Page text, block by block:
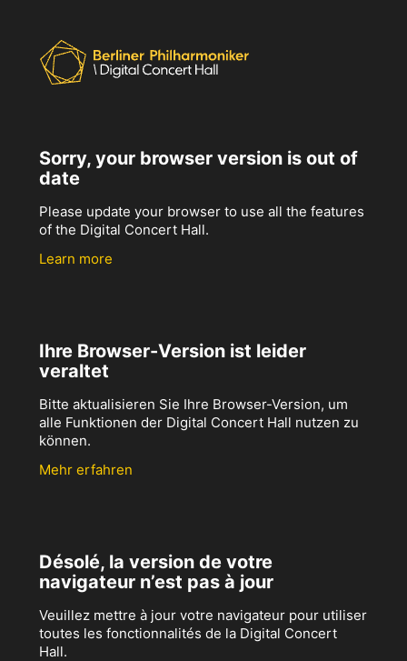
Sorry, your browser version is out of
date
Please update your browser to use all the features
of the Digital Concert Hall.
Learn more
Ihre Browser-Version ist leider
veraltet
Bitte aktualisieren Sie Ihre Browser-Version, um
alle Funktionen der Digital Concert Hall nutzen zu
können.
Mehr erfahren
Désolé, la version de votre
navigateur n’est pas à jour
Veuillez mettre à jour votre navigateur pour utiliser
toutes les fonctionnalités de la Digital Concert
Hall.